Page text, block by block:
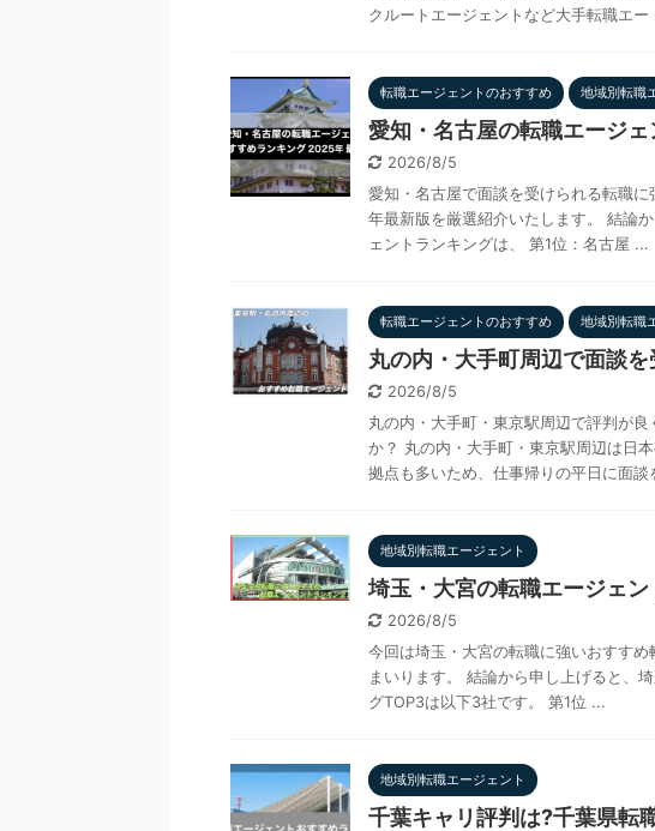
クルートエージェントなど大手転職エー
転職エージェントのおすすめ 地域別転職
愛知・名古屋の転職エージ
2026/8/5
愛知・名古屋で面談を受けられる転職
年最新版を厳選紹介いたします。 結論
ェントランキングは、 第1位：名古屋 ...
転職エージェントのおすすめ 地域別転職
丸の内・大手町周辺で面談
2026/8/5
丸の内・大手町・東京駅周辺で評判が
か？ 丸の内・大手町・東京駅周辺は日
拠点も多いため、仕事帰りの平日に面談
地域別転職エージェント
埼玉・大宮の転職エージェ
2026/8/5
今回は埼玉・大宮の転職に強いおすす
まいります。 結論から申し上げると、
グTOP3は以下3社です。 第1位 ...
地域別転職エージェント
千葉キャリ評判は?千葉県転